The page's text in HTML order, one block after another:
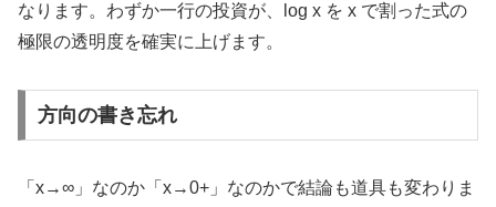
なります。わずか一行の投資が、log x を x で割った式の
極限の透明度を確実に上げます。
方向の書き忘れ
「x→∞」なのか「x→0+」なのかで結論も道具も変わりま